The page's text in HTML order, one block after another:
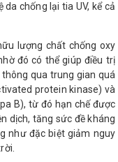
chống lại tia UV, kể cả
lượng chất chống oxy
đó có thể giúp điều trị
qua trung gian quá
protein kinase) và
B), từ đó hạn chế được
dịch, tăng sức đề kháng
như đặc biệt giảm nguy